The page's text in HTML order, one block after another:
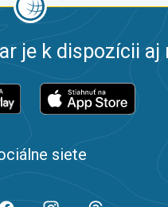
je k dispozícii aj
siete